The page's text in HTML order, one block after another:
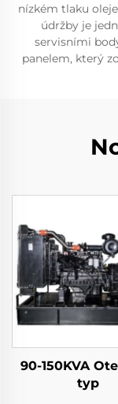
nízkém tlaku
údržby je
servisními
panelem, který
90-150KVA
typ